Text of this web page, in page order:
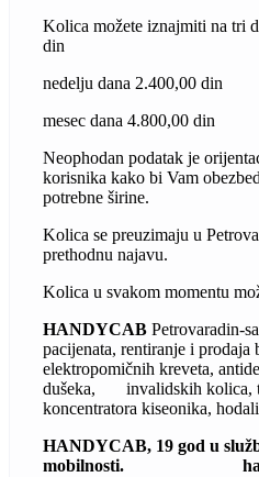
Kolica možete iznajmiti na tri
din
nedelju dana 2.400,00 din
mesec dana 4.800,00 din
Neophodan podatak je
korisnika kako bi Vam
potrebne širine.
Kolica se preuzimaju u
prethodnu najavu.
Kolica u svakom momentu
HANDYCAB Petrovaradin-
pacijenata, rentiranje i prodaja
elektropomičnih kreveta,
dušeka, invalidskih kolica,
koncentratora kiseonika,
HANDYCAB, 19 god u
mobilnosti.